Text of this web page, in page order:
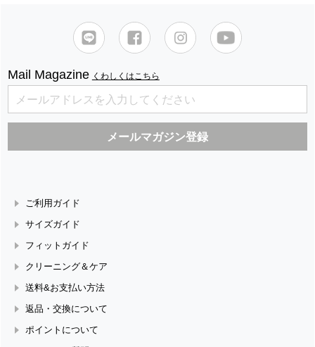
Mail Magazine くわしくはこちら
ご利用ガイド
サイズガイド
フィットガイド
クリーニング＆ケア
送料&お支払い方法
返品・交換について
ポイントについて